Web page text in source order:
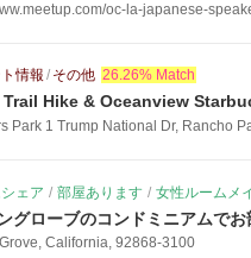
oc-la-japanese-
情報 / その他 26.26% Match
Trail Hike & Oceanview
Park 1 Trump National Dr, Rancho
ェア / 部屋あります / 女性ルームメ
グローブのコンドミニアムで
California, 92868-3100